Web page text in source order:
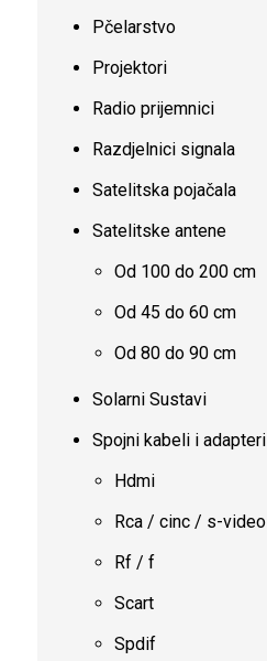
Pčelarstvo
Projektori
Radio prijemnici
Razdjelnici signala
Satelitska pojačala
Satelitske antene
Od 100 do 200 cm
Od 45 do 60 cm
Od 80 do 90 cm
Solarni Sustavi
Spojni kabeli i adapteri
Hdmi
Rca / cinc / s-video
Rf / f
Scart
Spdif